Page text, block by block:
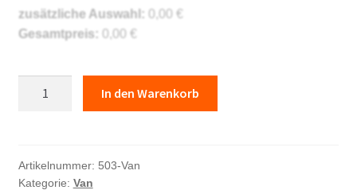
zusätzliche Auswahl: 0,00 €
Gesamtpreis: 0,00 €
In den Warenkorb
Artikelnummer: 503-Van
Kategorie: Van